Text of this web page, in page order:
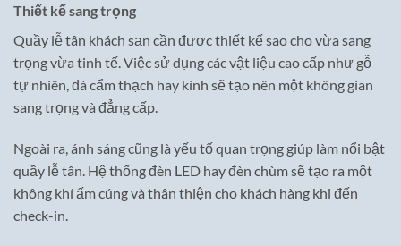
Thiết kế sang trọng
Quầy lễ tân khách sạn cần được thiết kế sao cho vừa sang
trọng vừa tinh tế. Việc sử dụng các vật liệu cao cấp như gỗ
tự nhiên, đá cẩm thạch hay kính sẽ tạo nên một không gian
sang trọng và đẳng cấp.
Ngoài ra, ánh sáng cũng là yếu tố quan trọng giúp làm nổi bật
quầy lễ tân. Hệ thống đèn LED hay đèn chùm sẽ tạo ra một
không khí ấm cúng và thân thiện cho khách hàng khi đến
check-in.